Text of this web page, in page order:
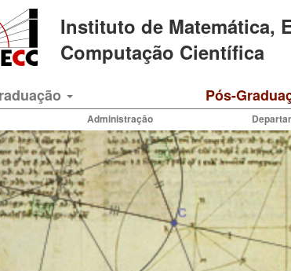
Instituto de Matemática,
Computação Científica
Pós-
Administração